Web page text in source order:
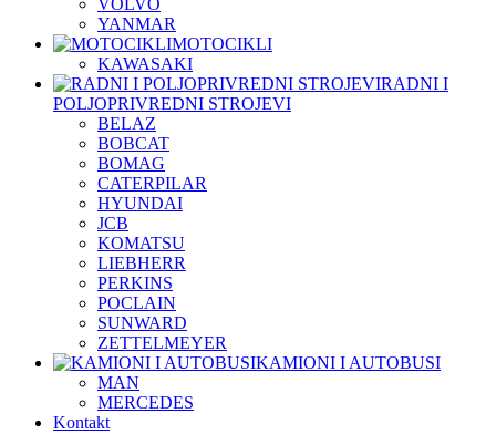
VOLVO
YANMAR
MOTOCIKLI
KAWASAKI
RADNI I
POLJOPRIVREDNI STROJEVI
BELAZ
BOBCAT
BOMAG
CATERPILAR
HYUNDAI
JCB
KOMATSU
LIEBHERR
PERKINS
POCLAIN
SUNWARD
ZETTELMEYER
KAMIONI I AUTOBUSI
MAN
MERCEDES
Kontakt